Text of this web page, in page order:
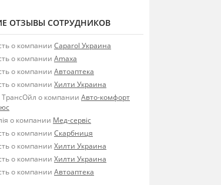
ОТЗЫВЫ СОТРУДНИКОВ
о компании Caparol Украина
о компании Amaxa
о компании Автоаптека
о компании Хилти Украина
ТрансОйл о компании Авто-комфорт
о компании Мед-сервіс
о компании Скарбниця
о компании Хилти Украина
о компании Хилти Украина
о компании Автоаптека